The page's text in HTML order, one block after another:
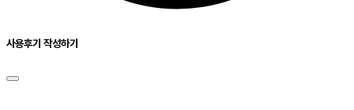
사용후기 작성하기